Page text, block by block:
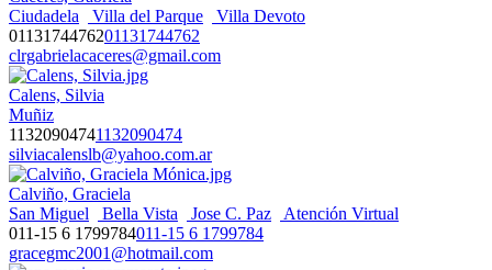
Ciudadela
Villa del Parque
Villa Devoto
0113174476201131744762
clrgabrielacaceres@gmail.com
Calens, Silvia
Muñiz
11320904741132090474
silviacalenslb@yahoo.com.ar
Calviño, Graciela
San Miguel
Bella Vista Jose C. Paz
Atención Virtual
011-15 6 1799784011-15 6 1799784
gracegmc2001@hotmail.com